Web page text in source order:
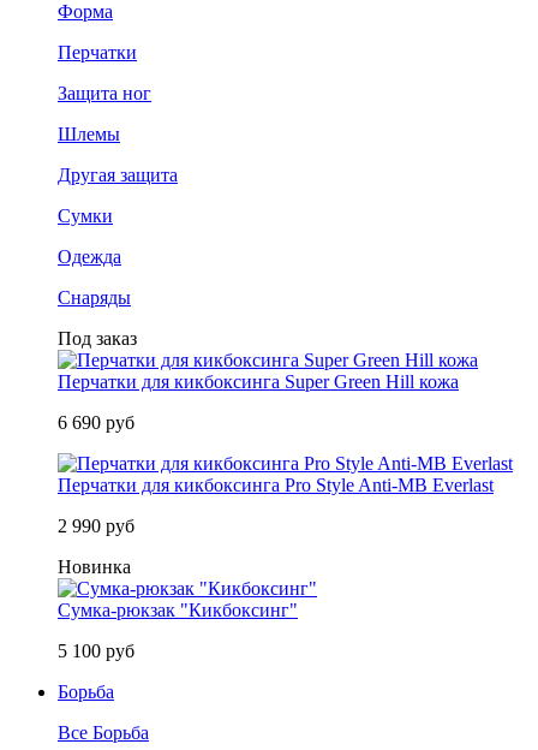
Форма
Перчатки
Защита ног
Шлемы
Другая защита
Сумки
Одежда
Снаряды
Под заказ
Перчатки для кикбоксинга Super Green Hill кожа
6 690 руб
Перчатки для кикбоксинга Pro Style Anti-MB Everlast
2 990 руб
Новинка
Сумка-рюкзак "Кикбоксинг"
5 100 руб
Борьба
Все Борьба